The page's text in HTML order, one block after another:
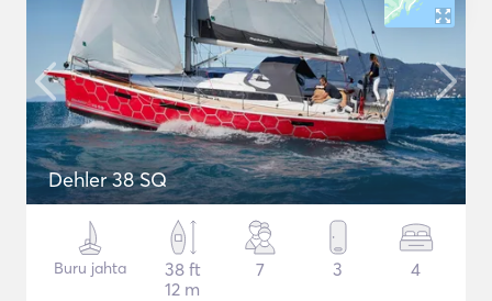
Dehler 38 SQ
Buru jahta
38 ft
12 m
7 3 4